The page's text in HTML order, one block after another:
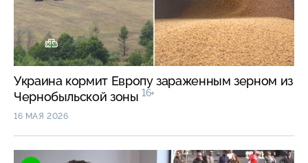
Украина кормит Европу зараженным зерном из
Чернобыльской зоны 16+
16 МАЯ 2026